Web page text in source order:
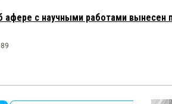
афере с научными работами вынесен